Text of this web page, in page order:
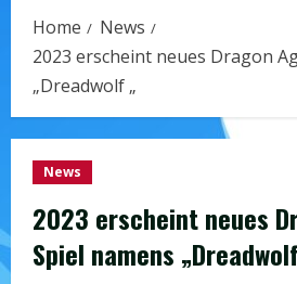
Home
News
2023 erscheint neues Dragon
„Dreadwolf „
News
2023 erscheint neues
Spiel namens